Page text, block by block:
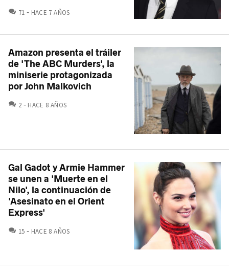
71 COMENTARIOS
HACE 7 AÑOS
Amazon presenta el tráiler
de 'The ABC Murders', la
miniserie protagonizada
por John Malkovich
2 COMENTARIOS
HACE 8 AÑOS
Gal Gadot y Armie Hammer
se unen a 'Muerte en el
Nilo', la continuación de
'Asesinato en el Orient
Express'
15 COMENTARIOS
HACE 8 AÑOS